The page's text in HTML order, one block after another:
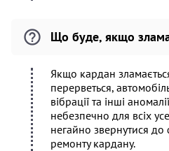
Що буде, якщо
Якщо кардан
перерветься,
вібрації та інші
небезпечно для всіх
негайно звернутися до
ремонту кардану.